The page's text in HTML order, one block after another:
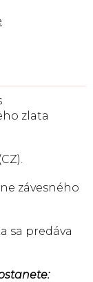
zlata
závesného
sa predáva